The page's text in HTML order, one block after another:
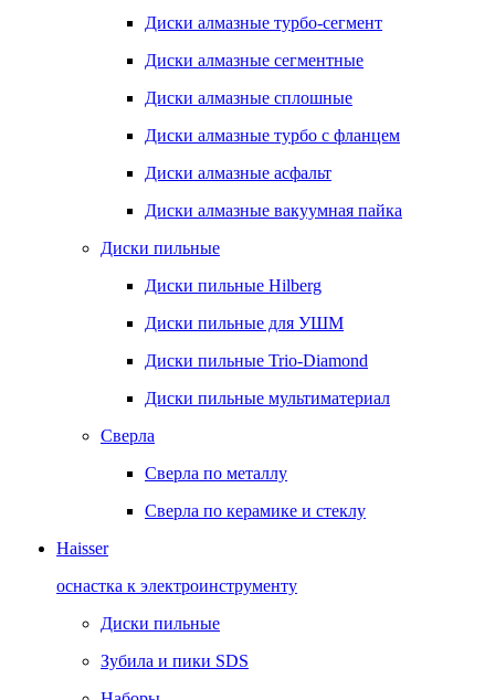
Диски алмазные турбо-сегмент
Диски алмазные сегментные
Диски алмазные сплошные
Диски алмазные турбо с фланцем
Диски алмазные асфальт
Диски алмазные вакуумная пайка
Диски пильные
Диски пильные Hilberg
Диски пильные для УШМ
Диски пильные Trio-Diamond
Диски пильные мультиматериал
Сверла
Сверла по металлу
Сверла по керамике и стеклу
Haisser
оснастка к электроинструменту
Диски пильные
Зубила и пики SDS